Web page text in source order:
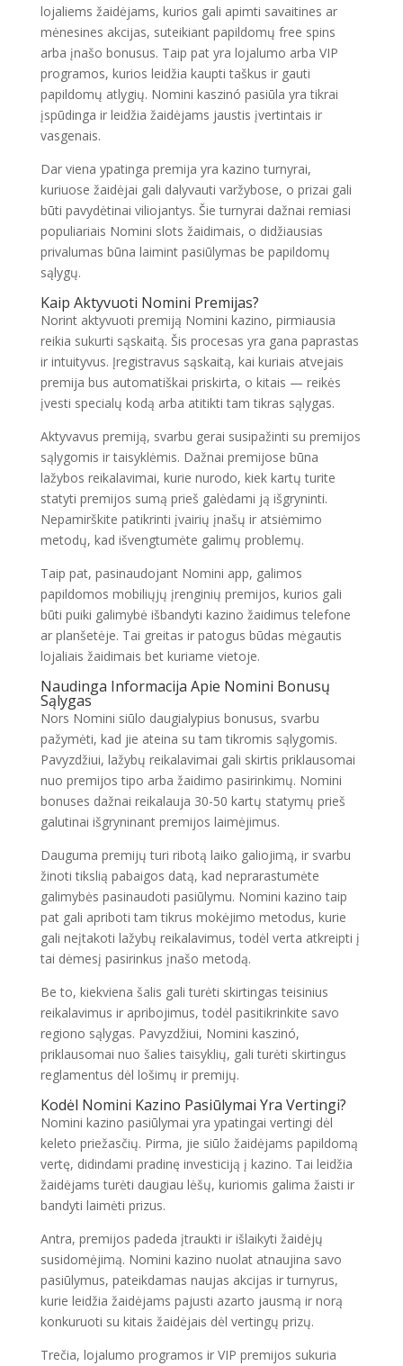
lojaliems žaidėjams, kurios gali apimti savaitines ar
mėnesines akcijas, suteikiant papildomų free spins
arba įnašo bonusus. Taip pat yra lojalumo arba VIP
programos, kurios leidžia kaupti taškus ir gauti
papildomų atlygių. Nomini kaszinó pasiūla yra tikrai
įspūdinga ir leidžia žaidėjams jaustis įvertintais ir
vasgenais.
Dar viena ypatinga premija yra kazino turnyrai,
kuriuose žaidėjai gali dalyvauti varžybose, o prizai gali
būti pavydėtinai viliojantys. Šie turnyrai dažnai remiasi
populiariais Nomini slots žaidimais, o didžiausias
privalumas būna laimint pasiūlymas be papildomų
sąlygų.
Kaip Aktyvuoti Nomini Premijas?
Norint aktyvuoti premiją Nomini kazino, pirmiausia
reikia sukurti sąskaitą. Šis procesas yra gana paprastas
ir intuityvus. Įregistravus sąskaitą, kai kuriais atvejais
premija bus automatiškai priskirta, o kitais — reikės
įvesti specialų kodą arba atitikti tam tikras sąlygas.
Aktyvavus premiją, svarbu gerai susipažinti su premijos
sąlygomis ir taisyklėmis. Dažnai premijose būna
lažybos reikalavimai, kurie nurodo, kiek kartų turite
statyti premijos sumą prieš galėdami ją išgryninti.
Nepamirškite patikrinti įvairių įnašų ir atsiėmimo
metodų, kad išvengtumėte galimų problemų.
Taip pat, pasinaudojant Nomini app, galimos
papildomos mobiliųjų įrenginių premijos, kurios gali
būti puiki galimybė išbandyti kazino žaidimus telefone
ar planšetėje. Tai greitas ir patogus būdas mėgautis
lojaliais žaidimais bet kuriame vietoje.
Naudinga Informacija Apie Nomini Bonusų
Sąlygas
Nors Nomini siūlo daugialypius bonusus, svarbu
pažymėti, kad jie ateina su tam tikromis sąlygomis.
Pavyzdžiui, lažybų reikalavimai gali skirtis priklausomai
nuo premijos tipo arba žaidimo pasirinkimų. Nomini
bonuses dažnai reikalauja 30-50 kartų statymų prieš
galutinai išgryninant premijos laimėjimus.
Dauguma premijų turi ribotą laiko galiojimą, ir svarbu
žinoti tikslią pabaigos datą, kad neprarastumėte
galimybės pasinaudoti pasiūlymu. Nomini kazino taip
pat gali apriboti tam tikrus mokėjimo metodus, kurie
gali neįtakoti lažybų reikalavimus, todėl verta atkreipti į
tai dėmesį pasirinkus įnašo metodą.
Be to, kiekviena šalis gali turėti skirtingas teisinius
reikalavimus ir apribojimus, todėl pasitikrinkite savo
regiono sąlygas. Pavyzdžiui, Nomini kaszinó,
priklausomai nuo šalies taisyklių, gali turėti skirtingus
reglamentus dėl lošimų ir premijų.
Kodėl Nomini Kazino Pasiūlymai Yra Vertingi?
Nomini kazino pasiūlymai yra ypatingai vertingi dėl
keleto priežasčių. Pirma, jie siūlo žaidėjams papildomą
vertę, didindami pradinę investiciją į kazino. Tai leidžia
žaidėjams turėti daugiau lėšų, kuriomis galima žaisti ir
bandyti laimėti prizus.
Antra, premijos padeda įtraukti ir išlaikyti žaidėjų
susidomėjimą. Nomini kazino nuolat atnaujina savo
pasiūlymus, pateikdamas naujas akcijas ir turnyrus,
kurie leidžia žaidėjams pajusti azarto jausmą ir norą
konkuruoti su kitais žaidėjais dėl vertingų prizų.
Trečia, lojalumo programos ir VIP premijos sukuria